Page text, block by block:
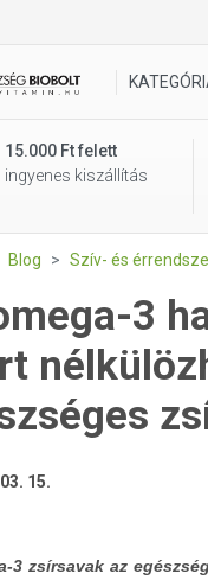
15.000 Ft felett
ingyenes kiszállítás
Blog Szív- és
3
15.
3 zsírsavak az